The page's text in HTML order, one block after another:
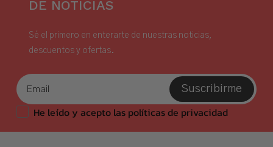
DE NOTICIAS
Sé el primero en enterarte de nuestras noticias,
descuentos y ofertas.
Suscribirme
He leído y acepto las políticas de privacidad